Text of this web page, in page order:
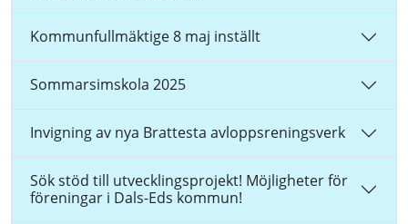
Kommunfullmäktige 8 maj inställt
Sommarsimskola 2025
Invigning av nya Brattesta avloppsreningsverk
Sök stöd till utvecklingsprojekt! Möjligheter för
föreningar i Dals-Eds kommun!